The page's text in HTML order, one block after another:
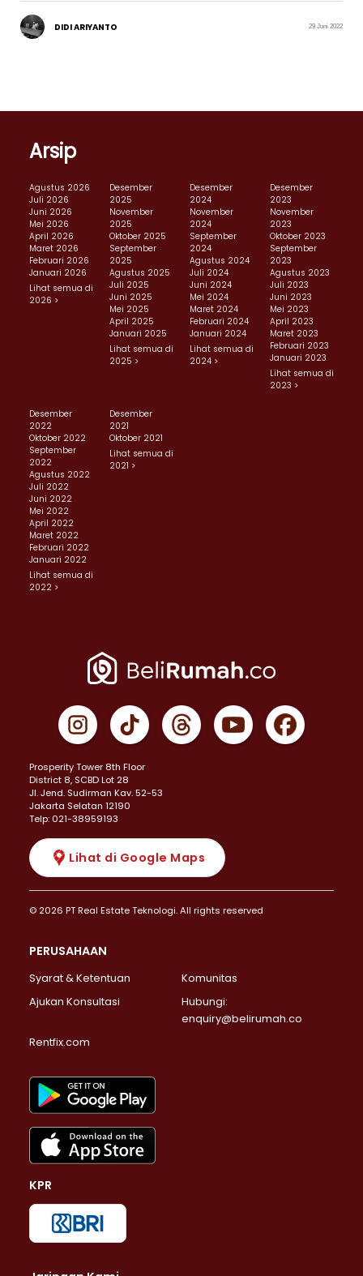
DIDI ARIYANTO 29 Juni 2022
Arsip
Agustus 2026
Juli 2026
Juni 2026
Mei 2026
April 2026
Maret 2026
Februari 2026
Januari 2026
Lihat semua di
2026 >
Desember
2025
November
2025
Oktober 2025
September
2025
Agustus 2025
Juli 2025
Juni 2025
Mei 2025
April 2025
Januari 2025
Lihat semua di
2025 >
Desember
2024
November
2024
September
2024
Agustus 2024
Juli 2024
Juni 2024
Mei 2024
Maret 2024
Februari 2024
Januari 2024
Lihat semua di
2024 >
Desember
2023
November
2023
Oktober 2023
September
2023
Agustus 2023
Juli 2023
Juni 2023
Mei 2023
April 2023
Maret 2023
Februari 2023
Januari 2023
Lihat semua di
2023 >
Desember
2022
Oktober 2022
September
2022
Agustus 2022
Juli 2022
Juni 2022
Mei 2022
April 2022
Maret 2022
Februari 2022
Januari 2022
Lihat semua di
2022 >
Desember
2021
Oktober 2021
Lihat semua di
2021 >
Prosperity Tower 8th Floor
District 8, SCBD Lot 28
JI. Jend. Sudirman Kav. 52-53
Jakarta Selatan 12190
Telp: 021-38959193
Lihat di Google Maps
© 2026 PT Real Estate Teknologi. All rights reserved
PERUSAHAAN
Syarat & Ketentuan
Komunitas
Ajukan Konsultasi
Hubungi:
enquiry@belirumah.co
Rentfix.com
KPR